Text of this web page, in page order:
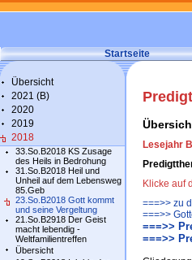
Startseite
Übersicht
2021 (B)
2020
2019
2018
33.So.B2018 KS Zusage
des Heils in Bedrohung
31.So.B2018 Heil und
Unheil auf dem Lebensweg
85.Geb
23.So.B2018 Gott kommt
und seine Vergeltung
21.So.B2918 Der Geist
macht lebendig -
Weltfamilientreffen
Übersicht
Lesejahr
Klicke auf
===>> zu
===>>
===>>
===>>